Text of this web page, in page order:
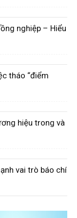
nghiệp – Hiểu
tháo “điểm
hiệu trong và
vai trò báo chí